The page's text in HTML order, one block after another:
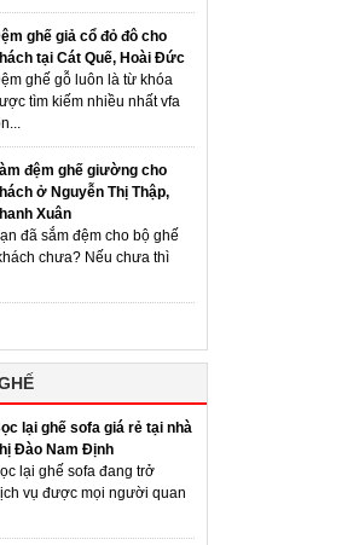
ghế giả cổ đỏ đô cho
tại Cát Quế, Hoài Đức
ghế gỗ luôn là từ khóa
tìm kiếm nhiều nhất vfa
đệm ghế giường cho
ở Nguyễn Thị Thập,
Xuân
đã sắm đệm cho bộ ghế
chưa? Nếu chưa thì
lại ghế sofa giá rẻ tại nhà
Đào Nam Định
lại ghế sofa đang trở
vụ được mọi người quan